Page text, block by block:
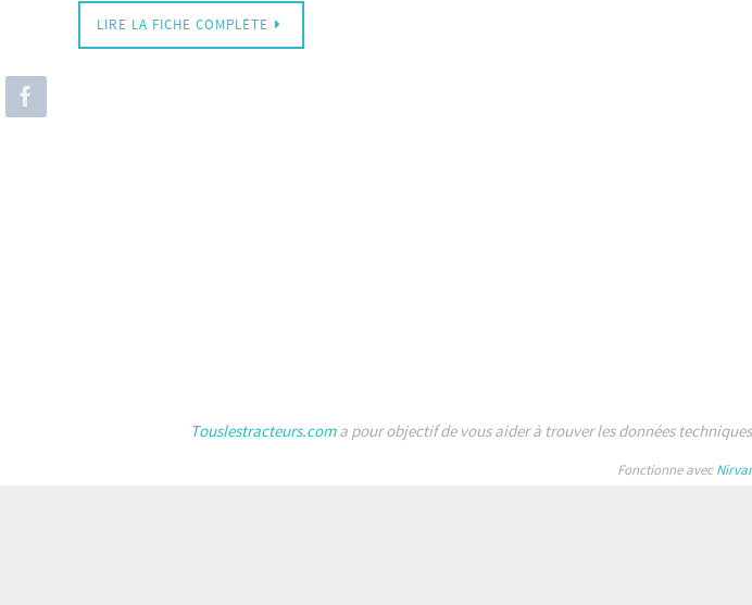
LIRE LA FICHE COMPLÈTE
Touslestracteurs.coma pour objectif de vous aider à trouver les données
Fonctionne avec